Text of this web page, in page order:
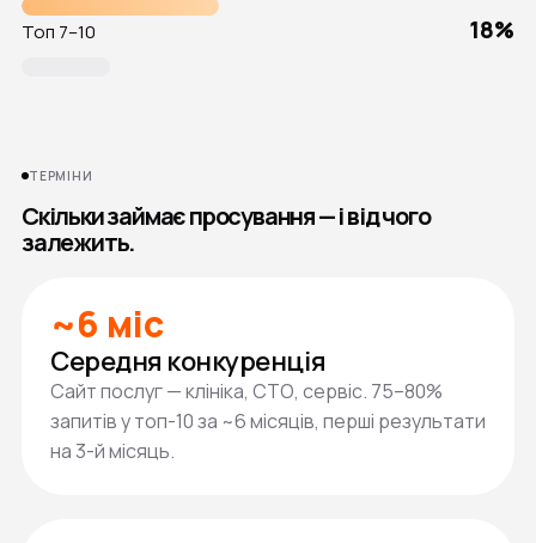
Топ 7–10 18%
ТЕРМІНИ
Скільки займає просування — і від чого
залежить.
~6 міс
Середня конкуренція
Сайт послуг — клініка, СТО, сервіс. 75–80%
запитів у топ-10 за ~6 місяців, перші результати
на 3-й місяць.